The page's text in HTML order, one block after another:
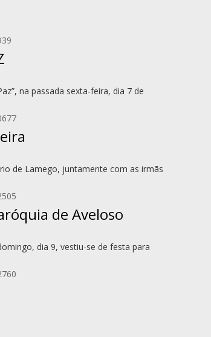
na passada sexta-feira, dia 7 de
de Lamego, juntamente com as irmãs
de Aveloso
dia 9, vestiu-se de festa para